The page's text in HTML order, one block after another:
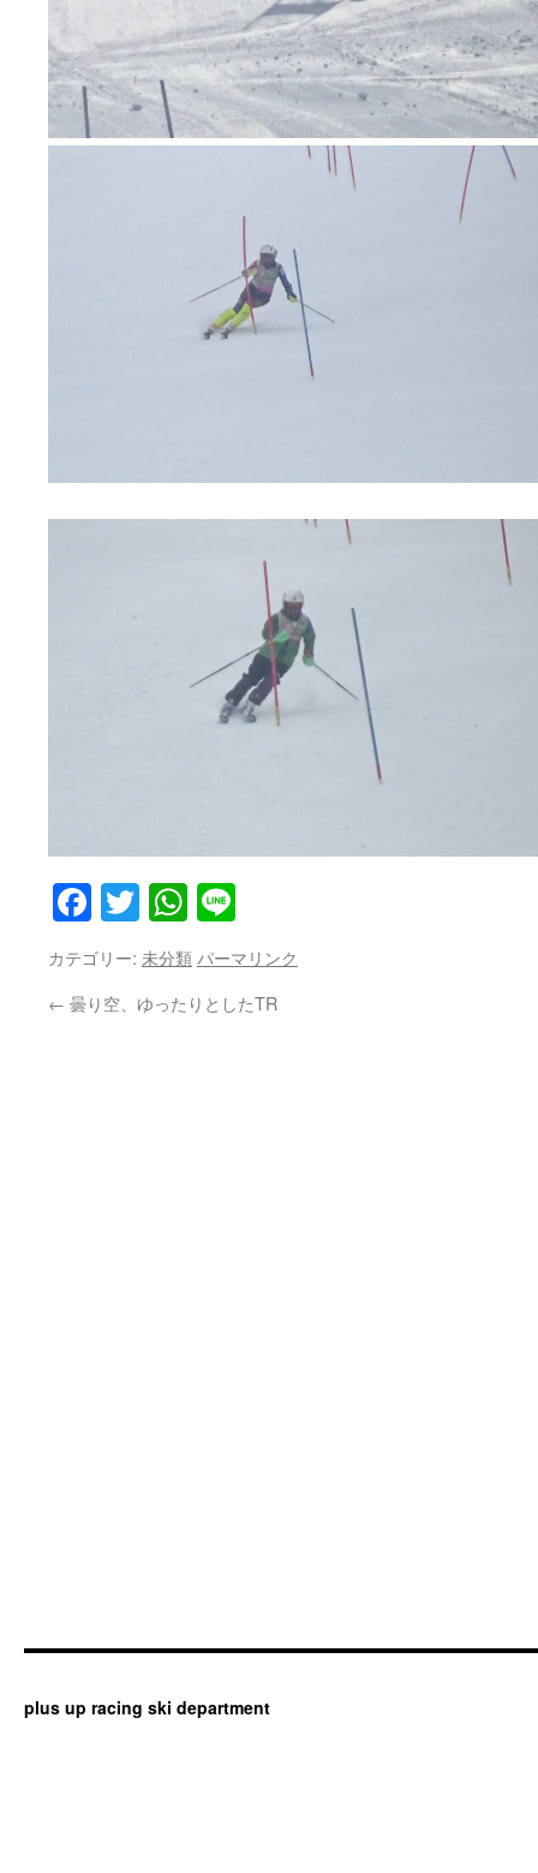
Facebook
TwitterWhatsApp
カテゴリー: 未分類パーマリンク
← 曇り空、ゆったりとしたTR
plus up racing ski department